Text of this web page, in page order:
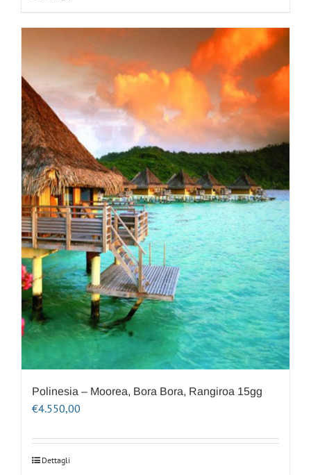
Polinesia – Moorea, Bora Bora, Rangiroa 15gg
€4.550,00
Dettagli